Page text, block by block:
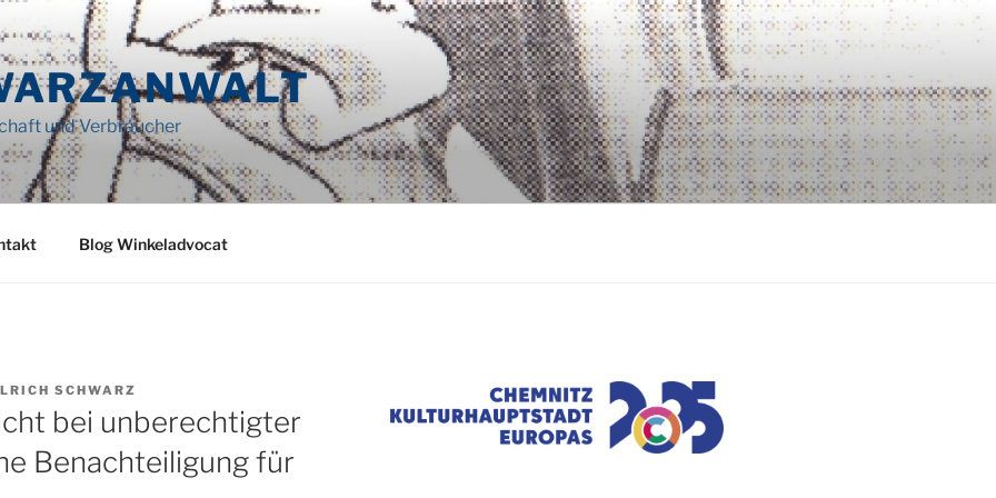
und Verbraucher
Blog Winkeladvocat
SCHWARZ
bei unberechtigter
Benachteiligung für